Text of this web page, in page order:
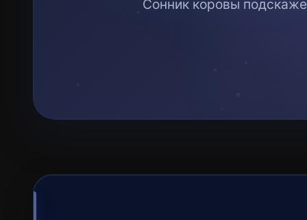
Сонник коровы